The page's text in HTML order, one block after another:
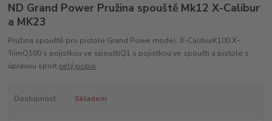
ND Grand Power Pružina spouště Mk12 X-Calibur
a MK23
Pružina spouště pro pistole Grand Powe model: X-CaliburK100 X-
TrimQ100 s pojistkou ve spouštiQ1 s pojistkou ve spoušti a pistole s
úpravou sport celý popis
Dostupnost Skladem